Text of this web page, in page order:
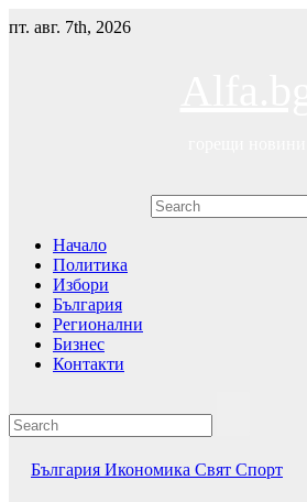
to
пт. авг. 7th, 2026
Начало
Политика
Избори
България
Регионални
Бизнес
Контакти
България Икономика Свят Спорт